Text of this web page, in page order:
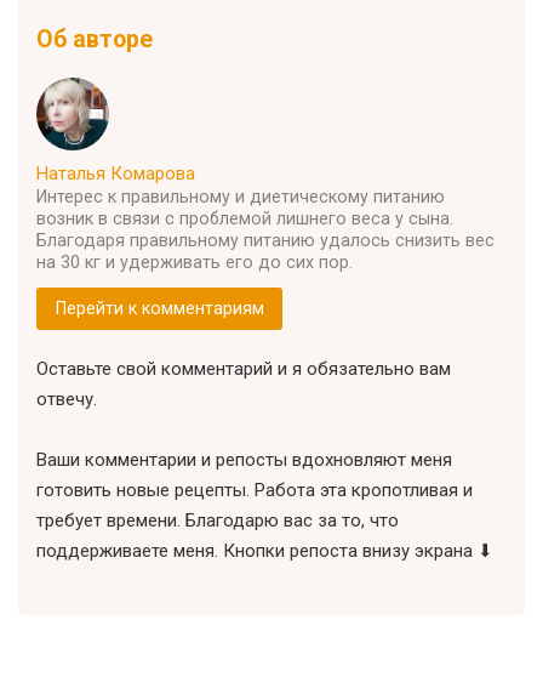
Об авторе
Наталья Комарова
Интерес к правильному и диетическому питанию
возник в связи с проблемой лишнего веса у сына.
Благодаря правильному питанию удалось снизить вес
на 30 кг и удерживать его до сих пор.
Перейти к комментариям
Оставьте свой комментарий и я обязательно вам
отвечу.
Ваши комментарии и репосты вдохновляют меня
готовить новые рецепты. Работа эта кропотливая и
требует времени. Благодарю вас за то, что
поддерживаете меня. Кнопки репоста внизу экрана ⬇